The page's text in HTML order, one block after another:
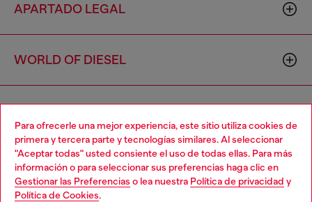
Para ofrecerle una mejor experiencia, este sitio utiliza cookies de
primera y tercera parte y tecnologías similares. Al seleccionar
"Aceptar todas" usted consiente el uso de todas ellas. Para más
información o para seleccionar sus preferencias haga clic en
Gestionar las Preferencias o lea nuestra Política de privacidad y
Política de Cookies.
APARTADO LEGAL
WORLD OF DIESEL
Choose your location
You are currently browsing España website, but it seems you